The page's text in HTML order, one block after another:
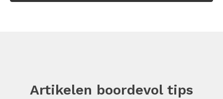
Artikelen boordevol tips